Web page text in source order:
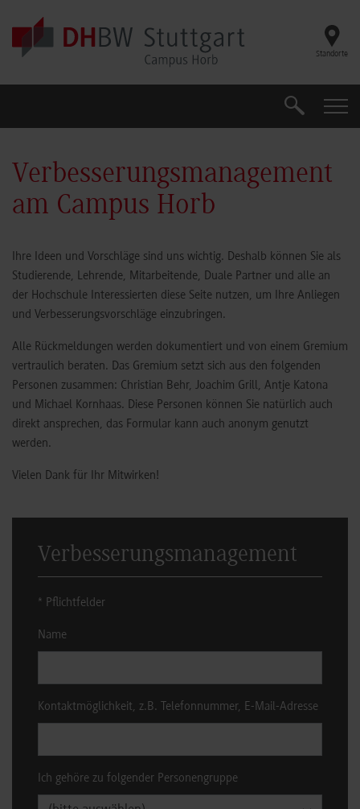
Skip to main content
Standorte
Suche
Verbesserungsmanagement
am Campus Horb
Ihre Ideen und Vorschläge sind uns wichtig. Deshalb können Sie als
Studierende, Lehrende, Mitarbeitende, Duale Partner und alle an
der Hochschule Interessierten diese Seite nutzen, um Ihre Anliegen
und Verbesserungsvorschläge einzubringen.
Alle Rückmeldungen werden dokumentiert und von einem Gremium
vertraulich beraten. Das Gremium setzt sich aus den folgenden
Personen zusammen: Christian Behr, Joachim Grill, Antje Katona
und Michael Kornhaas. Diese Personen können Sie natürlich auch
direkt ansprechen, das Formular kann auch anonym genutzt
werden.
Vielen Dank für Ihr Mitwirken!
Verbesserungsmanagement
* Pflichtfelder
Name
Kontaktmöglichkeit, z.B. Telefonnummer, E-Mail-Adresse
Ich gehöre zu folgender Personengruppe